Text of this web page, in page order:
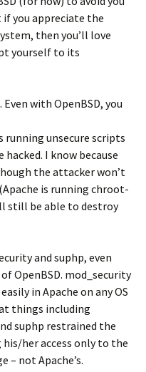
you appreciate the
then you’ll love
yourself to its
with OpenBSD, you
running unsecure scripts
hacked. I know because
the attacker won’t
is running chroot-
still be able to destroy
and suphp, even
OpenBSD. mod_security
in Apache on any OS
things including
suphp restrained the
her access only to the
– not Apache’s.